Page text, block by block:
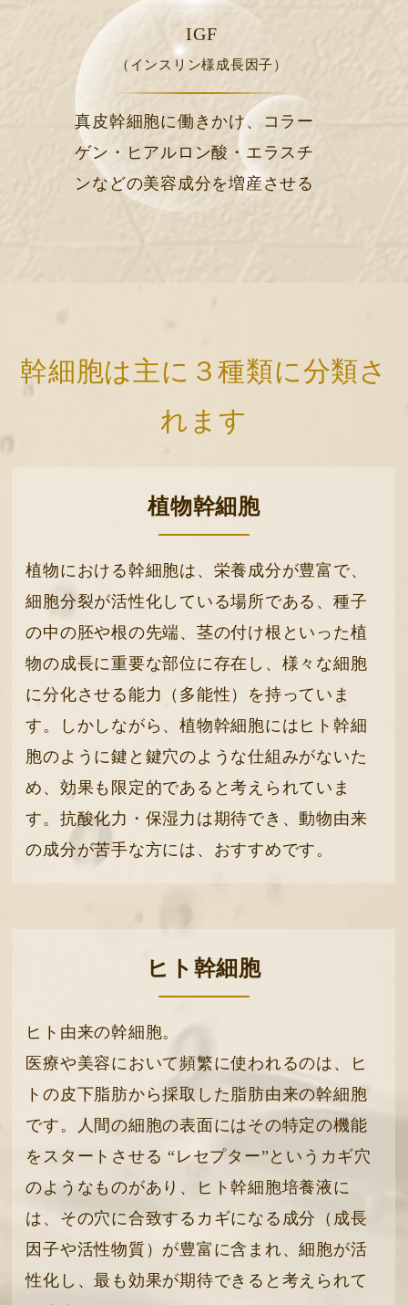
IGF
（インスリン様成長因子）
真皮幹細胞に働きかけ、コラー
ゲン・ヒアルロン酸・エラスチ
ンなどの美容成分を増産させる
幹細胞は主に３種類に分類さ
れます
植物幹細胞
植物における幹細胞は、栄養成分が豊富で、
細胞分裂が活性化している場所である、種子
の中の胚や根の先端、茎の付け根といった植
物の成長に重要な部位に存在し、様々な細胞
に分化させる能力（多能性）を持っていま
す。しかしながら、植物幹細胞にはヒト幹細
胞のように鍵と鍵穴のような仕組みがないた
め、効果も限定的であると考えられていま
す。抗酸化力・保湿力は期待でき、動物由来
の成分が苦手な方には、おすすめです。
ヒト幹細胞
ヒト由来の幹細胞。
医療や美容において頻繁に使われるのは、ヒ
トの皮下脂肪から採取した脂肪由来の幹細胞
です。人間の細胞の表面にはその特定の機能
をスタートさせる “レセプター”というカギ穴
のようなものがあり、ヒト幹細胞培養液に
は、その穴に合致するカギになる成分（成長
因子や活性物質）が豊富に含まれ、細胞が活
性化し、最も効果が期待できると考えられて